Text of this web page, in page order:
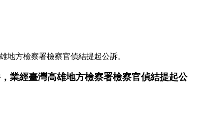
方檢察署檢察官偵結提起公訴。
業經臺灣高雄地方檢察署檢察官偵結提起公